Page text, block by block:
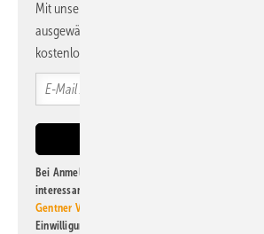
Mit unserem Newsletter erhalten Sie
ausgewählte Informationen und
kostenlos direkt ins Postfach.
Bei Anmeldung zu diesem Newsletter bin ich
interessante Verlags- und Online-Angebote
Gentner Verlag GmbH & Co. KG
Einwilligung kann ich jederzeit widerrufen und